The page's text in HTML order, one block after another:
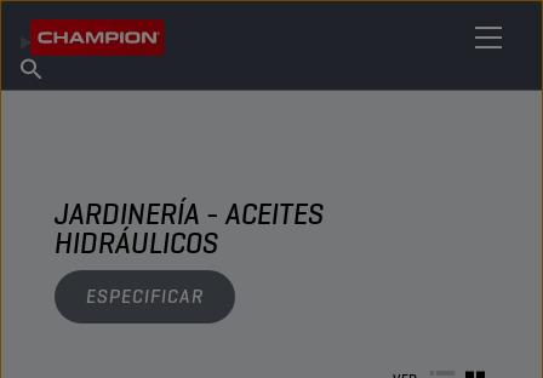
Acerca de champion
Encuentra un punto de venta
JARDINERÍA - ACEITES
HIDRÁULICOS
ESPECIFICAR